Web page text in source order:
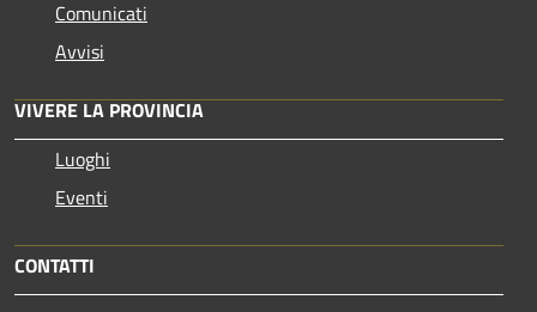
Comunicati
Avvisi
VIVERE LA PROVINCIA
Luoghi
Eventi
CONTATTI